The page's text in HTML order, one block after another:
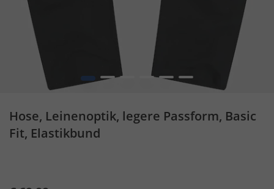
1 2 5 6
Hose, Leinenoptik, legere Passform, Basic
Fit, Elastikbund